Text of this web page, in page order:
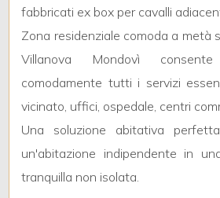
fabbricati ex box per cavalli
Zona residenziale comoda a metà
Villanova Mondovì
comodamente tutti i servizi
vicinato, uffici, ospedale, centri
Una soluzione abitativa
un'abitazione indipendente in
tranquilla non isolata.
5+
Bagni
minimi
Qualsiasi
1